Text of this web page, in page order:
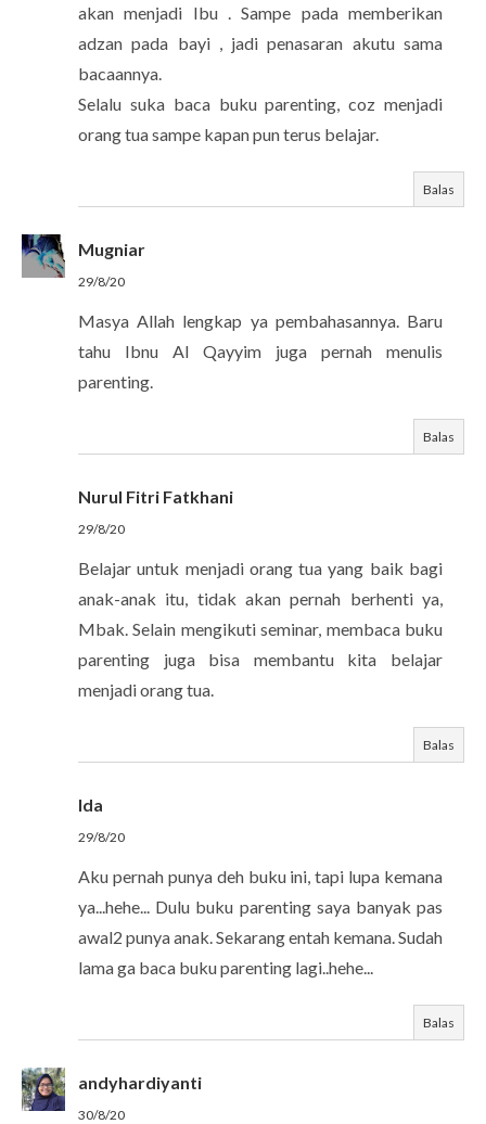
akan menjadi Ibu . Sampe pada memberikan
adzan pada bayi , jadi penasaran akutu sama
bacaannya.
Selalu suka baca buku parenting, coz menjadi
orang tua sampe kapan pun terus belajar.
Balas
Mugniar
29/8/20
Masya Allah lengkap ya pembahasannya. Baru
tahu Ibnu Al Qayyim juga pernah menulis
parenting.
Balas
Nurul Fitri Fatkhani
29/8/20
Belajar untuk menjadi orang tua yang baik bagi
anak-anak itu, tidak akan pernah berhenti ya,
Mbak. Selain mengikuti seminar, membaca buku
parenting juga bisa membantu kita belajar
menjadi orang tua.
Balas
Ida
29/8/20
Aku pernah punya deh buku ini, tapi lupa kemana
ya...hehe... Dulu buku parenting saya banyak pas
awal2 punya anak. Sekarang entah kemana. Sudah
lama ga baca buku parenting lagi..hehe...
Balas
andyhardiyanti
30/8/20